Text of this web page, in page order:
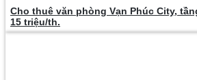
Cho thuê văn phòng Vạn Phúc City,
15 triệu/th.